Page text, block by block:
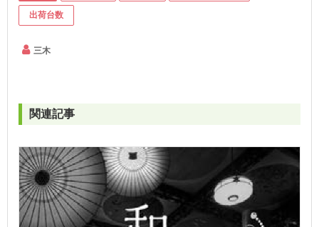
出荷台数
三木
関連記事